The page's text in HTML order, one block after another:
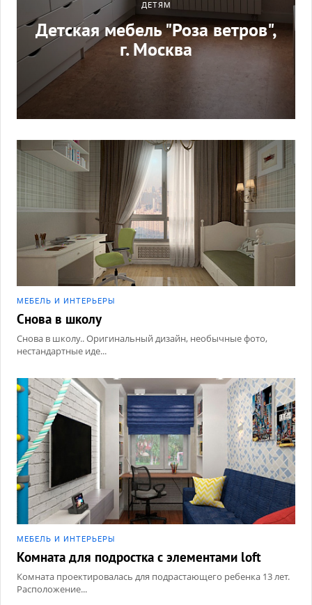
ДЕТЯМ
Детская мебель "Роза ветров",
г. Москва
МЕБЕЛЬ И ИНТЕРЬЕРЫ
Снова в школу
Снова в школу.. Оригинальный дизайн, необычные фото,
нестандартные иде...
МЕБЕЛЬ И ИНТЕРЬЕРЫ
Комната для подростка с элементами loft
Комната проектировалась для подрастающего ребенка 13 лет.
Расположение...